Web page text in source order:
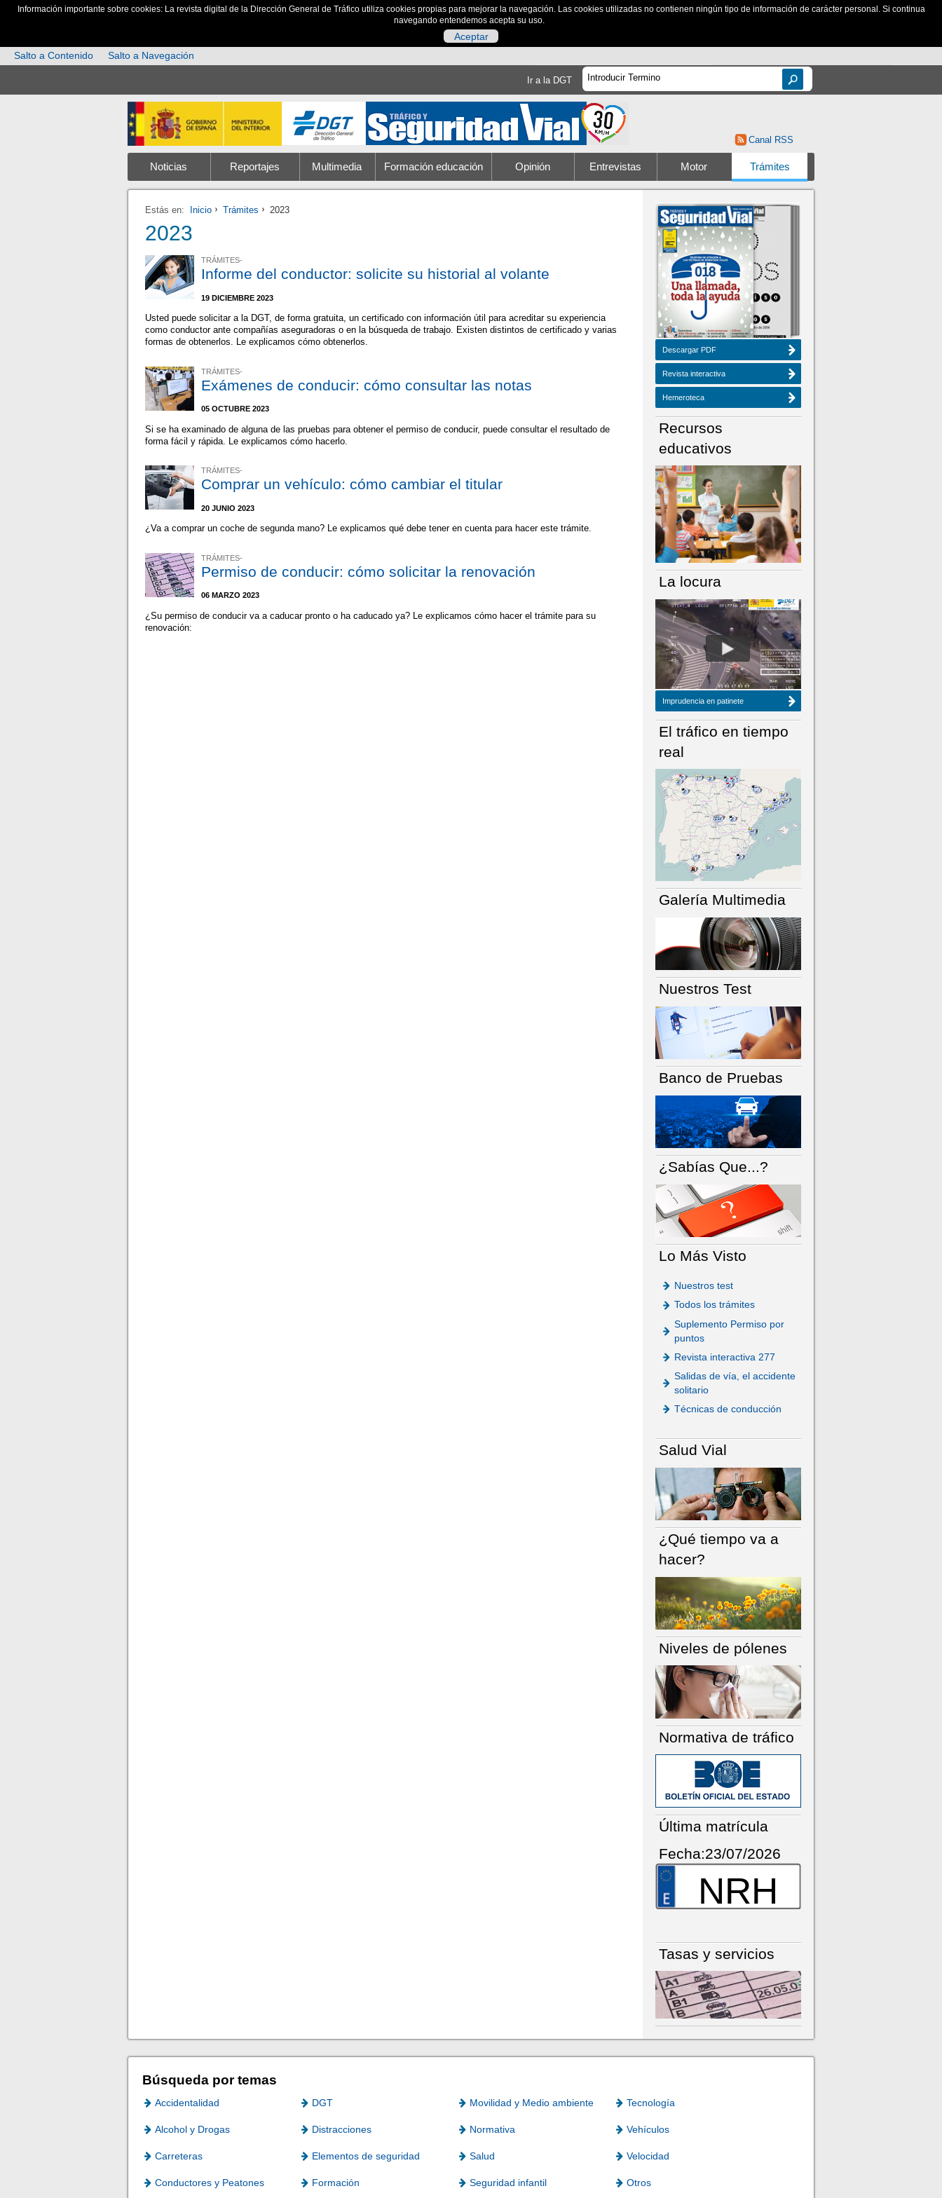
Información importante sobre cookies: La revista digital de la Dirección General de Tráfico utiliza cookies propias para mejorar la navegación. Las cookies utilizadas no contienen ningún tipo de información de carácter personal. Si continua
navegando entendemos acepta su uso.
Aceptar
Salto a Contenido
Salto a Navegación
Ir a la DGT
Canal RSS
Noticias Reportajes Multimedia Formación educación Opinión Entrevistas Motor Trámites
Estás en: Inicio Trámites 2023
2023
TRÁMITES-
Informe del conductor: solicite su historial al volante
19 DICIEMBRE 2023
Usted puede solicitar a la DGT, de forma gratuita, un certificado con información útil para acreditar su experiencia
como conductor ante compañías aseguradoras o en la búsqueda de trabajo. Existen distintos de certificado y varias
formas de obtenerlos. Le explicamos cómo obtenerlos.
TRÁMITES-
Exámenes de conducir: cómo consultar las notas
05 OCTUBRE 2023
Si se ha examinado de alguna de las pruebas para obtener el permiso de conducir, puede consultar el resultado de
forma fácil y rápida. Le explicamos cómo hacerlo.
TRÁMITES-
Comprar un vehículo: cómo cambiar el titular
20 JUNIO 2023
¿Va a comprar un coche de segunda mano? Le explicamos qué debe tener en cuenta para hacer este trámite.
TRÁMITES-
Permiso de conducir: cómo solicitar la renovación
06 MARZO 2023
¿Su permiso de conducir va a caducar pronto o ha caducado ya? Le explicamos cómo hacer el trámite para su
renovación:
NÚMERO ACTUAL HEMEROTECA
Descargar PDF
Revista interactiva
Hemeroteca
Recursos
educativos
La locura
Imprudencia en patinete
El tráfico en tiempo
real
Galería Multimedia
Nuestros Test
Banco de Pruebas
¿Sabías Que...?
Lo Más Visto
Nuestros test
Todos los trámites
Suplemento Permiso por
puntos
Revista interactiva 277
Salidas de vía, el accidente
solitario
Técnicas de conducción
Salud Vial
¿Qué tiempo va a
hacer?
Niveles de pólenes
Normativa de tráfico
Última matrícula
Fecha:23/07/2026
NRH
Tasas y servicios
Búsqueda por temas
Accidentalidad DGT Movilidad y Medio ambiente Tecnología
Alcohol y Drogas Distracciones Normativa Vehículos
Carreteras Elementos de seguridad Salud Velocidad
Conductores y Peatones Formación Seguridad infantil Otros